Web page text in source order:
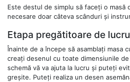
Este destul de simplu să faceți o masă
necesare doar câteva scânduri și
Etapa pregătitoare de lucru
Înainte de a începe să asamblați masa
creați desenul cu toate dimensiunile
schemă vă va ajuta la lucru și puteți
greșite. Puteți realiza un desen